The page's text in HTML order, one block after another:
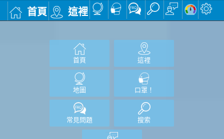
首頁 這裡
首頁 這裡
地圖 口罩！
常見問題 搜索